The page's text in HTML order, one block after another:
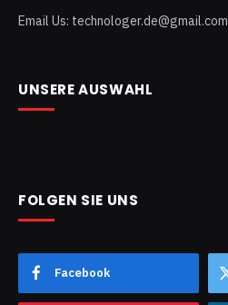
Email Us: technologer.de@gmail.com
UNSERE AUSWAHL
FOLGEN SIE UNS
Facebook